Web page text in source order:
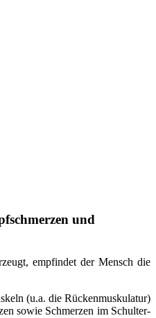
und
empfindet der Mensch die
(u.a. die Rückenmuskulatur)
sowie Schmerzen im Schulter-